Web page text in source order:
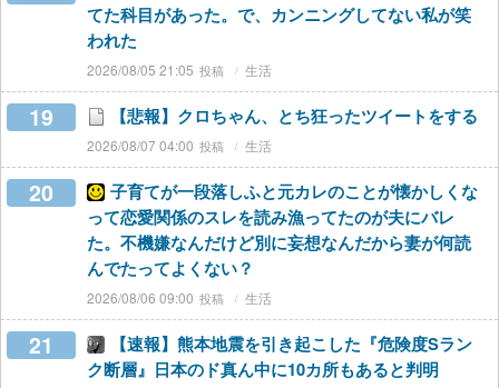
てた科目があった。で、カンニングしてない私が笑
われた
2026/08/05 21:05 生活
19 【悲報】クロちゃん、とち狂ったツイートをする
2026/08/07 04:00 生活
20
子育てが一段落しふと元カレのことが懐かしくな
って恋愛関係のスレを読み漁ってたのが夫にバレ
た。不機嫌なんだけど別に妄想なんだから妻が何読
んでたってよくない？
2026/08/06 09:00 生活
21
【速報】熊本地震を引き起こした『危険度Sラン
ク断層』日本のド真ん中に10カ所もあると判明